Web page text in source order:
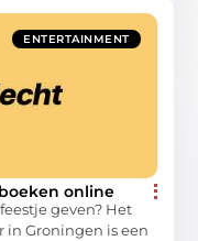
ENTERTAINMENT
online
geven? Het
in Groningen is een